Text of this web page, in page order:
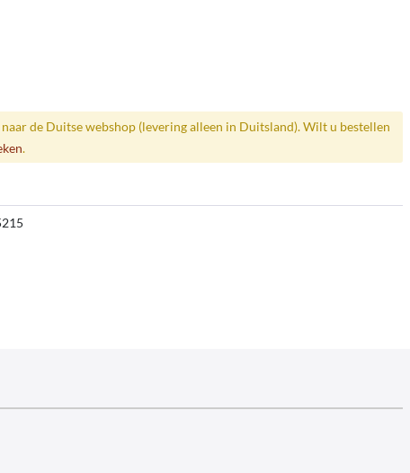
de Duitse webshop (levering alleen in Duitsland). Wilt u bestellen
.